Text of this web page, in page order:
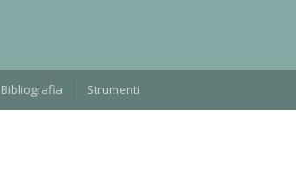
Bibliografia Strumenti